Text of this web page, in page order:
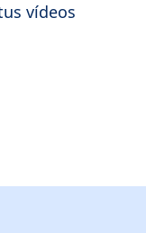
vídeos